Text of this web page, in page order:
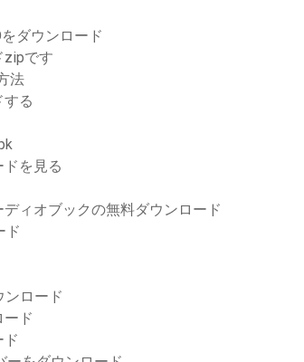
ダウンロード
zipです
法
る
を見る
ィオブックの無料ダウンロード
ド
ンロード
ド
ド